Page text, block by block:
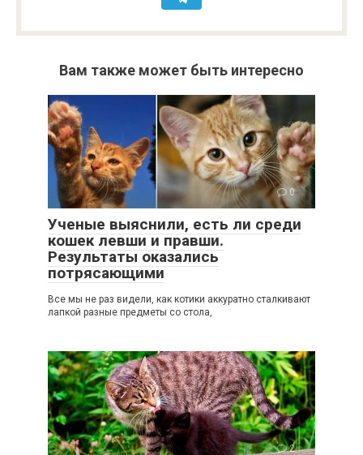
Вам также может быть интересно
0
Ученые выяснили, есть ли среди
кошек левши и правши.
Результаты оказались
потрясающими
Все мы не раз видели, как котики аккуратно сталкивают
лапкой разные предметы со стола,
2